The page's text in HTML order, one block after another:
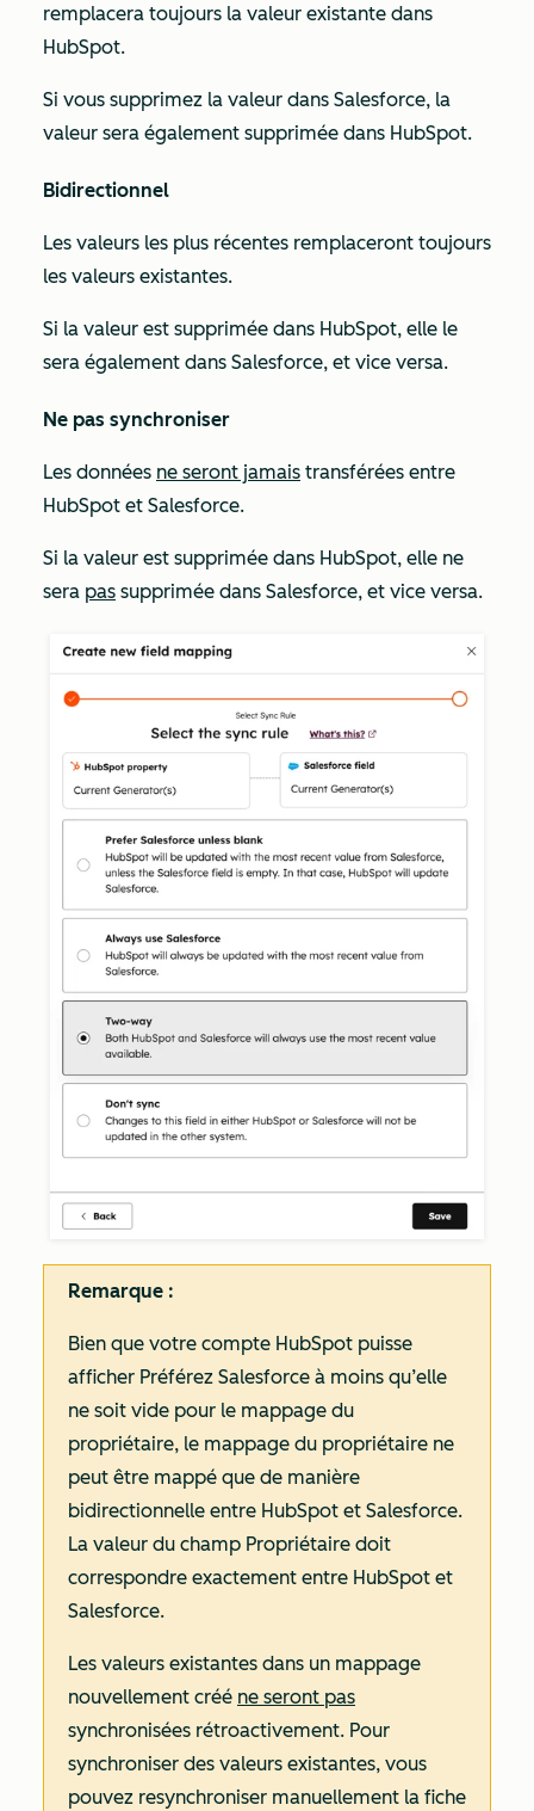
remplacera toujours la valeur existante dans
HubSpot.
Si vous supprimez la valeur dans Salesforce, la
valeur sera également supprimée dans HubSpot.
Bidirectionnel
Les valeurs les plus récentes remplaceront toujours
les valeurs existantes.
Si la valeur est supprimée dans HubSpot, elle le
sera également dans Salesforce, et vice versa.
Ne pas synchroniser
Les données ne seront jamais transférées entre
HubSpot et Salesforce.
Si la valeur est supprimée dans HubSpot, elle ne
sera pas supprimée dans Salesforce, et vice versa.
Remarque :
Bien que votre compte HubSpot puisse
afficher Préférez Salesforce à moins qu’elle
ne soit vide pour le mappage du
propriétaire, le mappage du propriétaire ne
peut être mappé que de manière
bidirectionnelle entre HubSpot et Salesforce.
La valeur du champ Propriétaire doit
correspondre exactement entre HubSpot et
Salesforce.
Les valeurs existantes dans un mappage
nouvellement créé ne seront pas
synchronisées rétroactivement. Pour
synchroniser des valeurs existantes, vous
pouvez resynchroniser manuellement la fiche